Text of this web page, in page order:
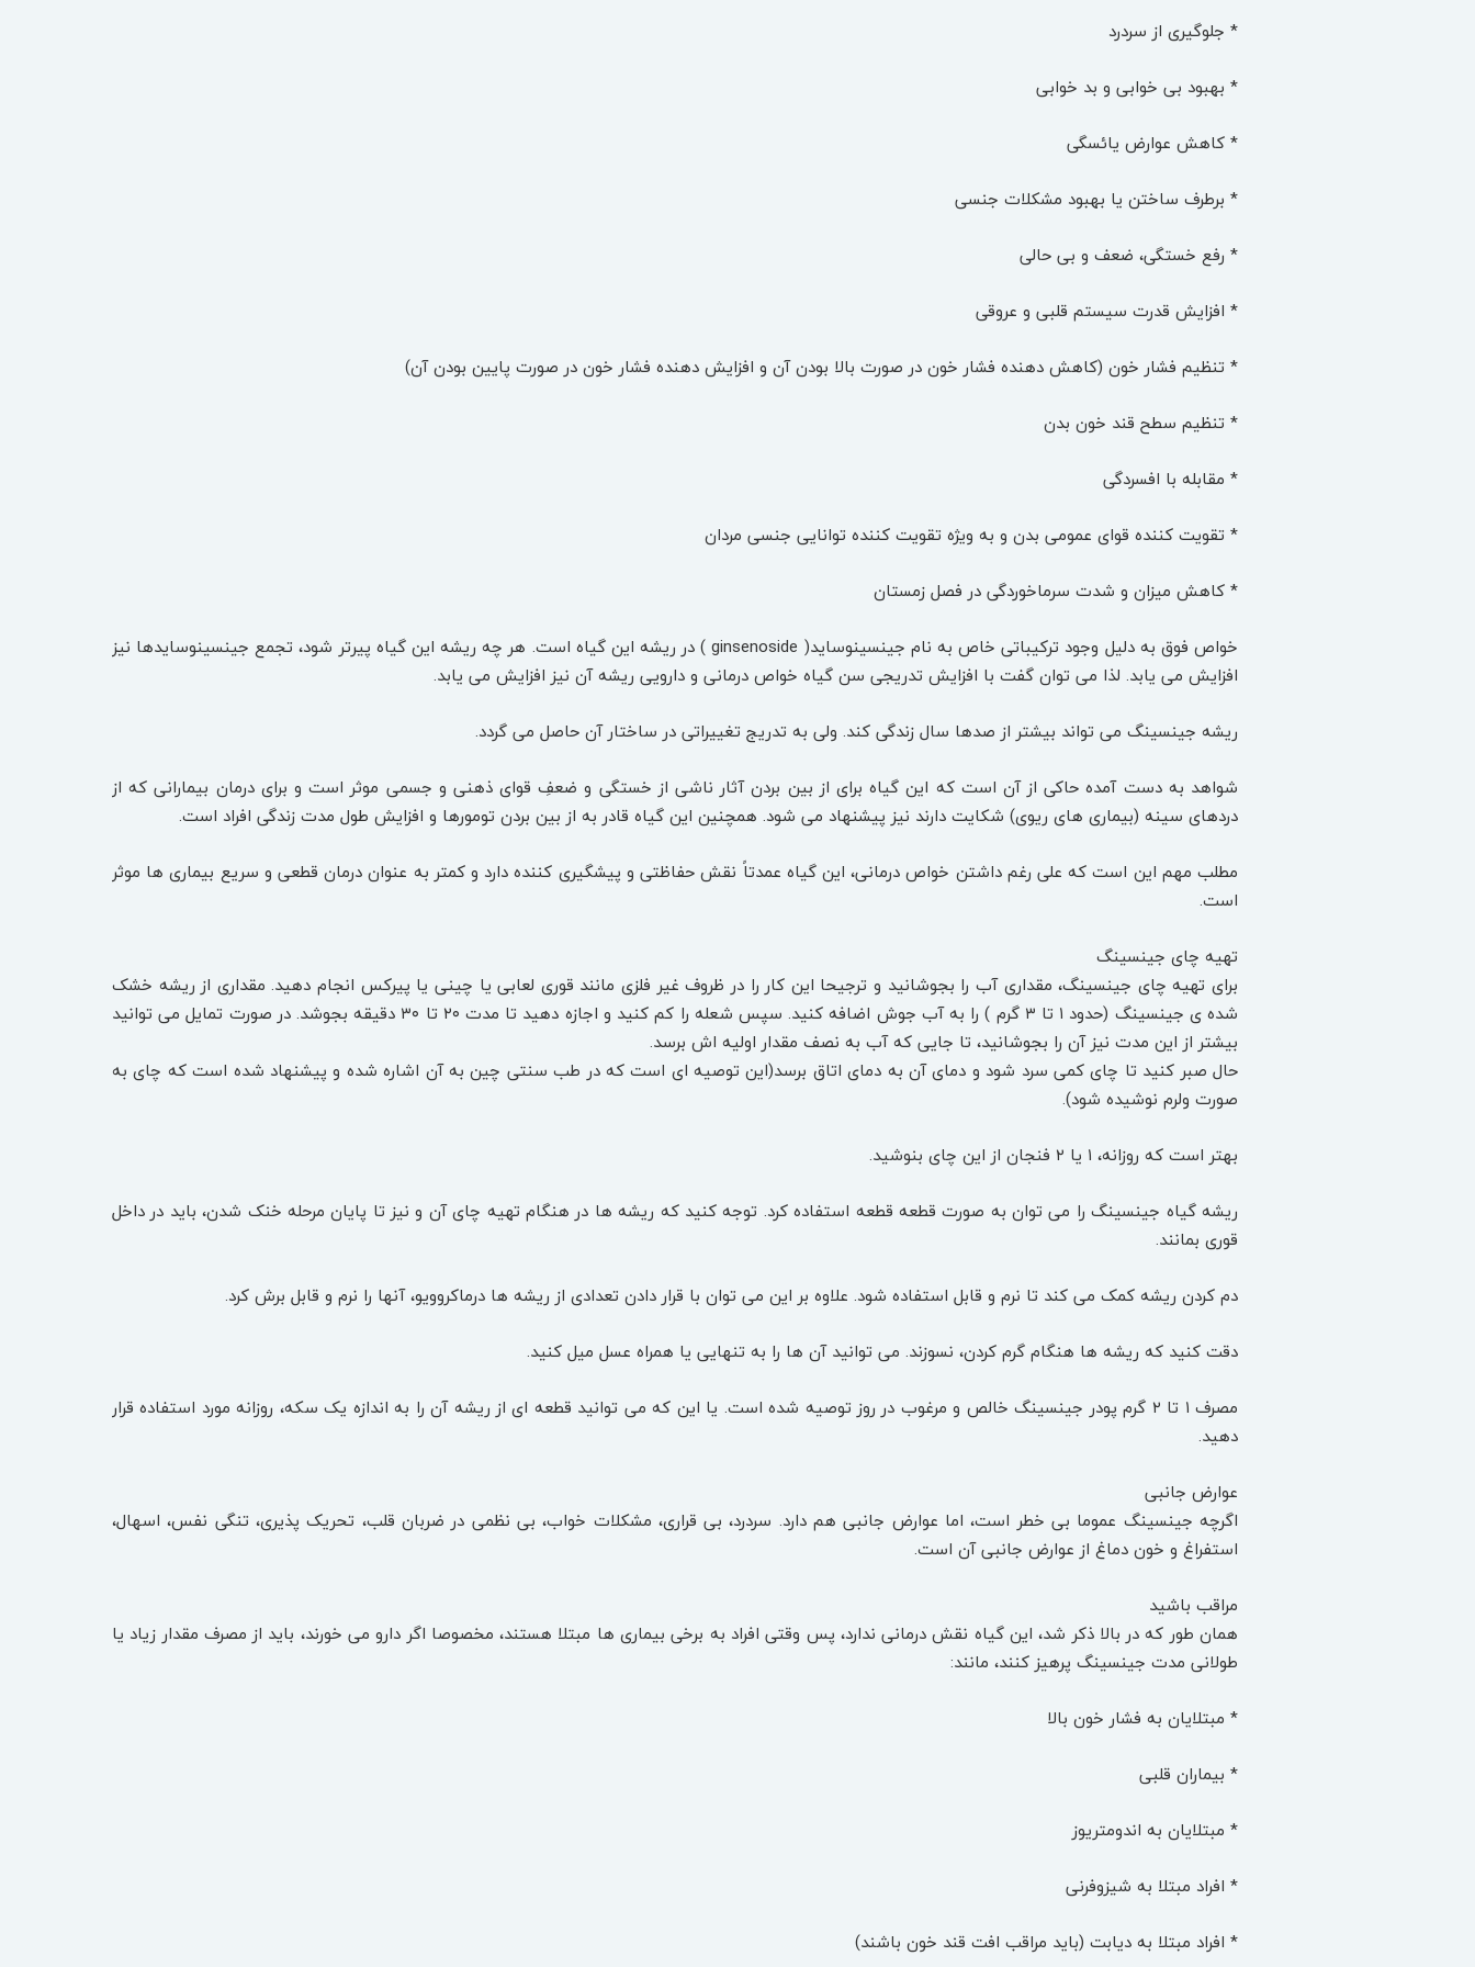
* جلوگیری از سردرد
* بهبود بی خوابی و بد خوابی
* کاهش عوارض یائسگی
* برطرف ساختن یا بهبود مشکلات جنسی
* رفع خستگی، ضعف و بی حالی
* افزایش قدرت سیستم قلبی و عروقی
* تنظیم فشار خون (کاهش دهنده فشار خون در صورت بالا بودن آن و افزایش دهنده فشار خون در صورت پایین بودن آن)
* تنظیم سطح قند خون بدن
* مقابله با افسردگی
* تقویت ‌کننده قوای عمومی بدن و به ‌ویژه تقویت ‌کننده توانایی جنسی مردان
* کاهش میزان و شدت سرماخوردگی در فصل زمستان
خواص فوق به دلیل وجود ترکیباتی خاص به نام جینسینوساید( ginsenoside ) در ریشه این گیاه است. هر چه ریشه این گیاه پیرتر شود، تجمع جینسینوسایدها نیز
افزایش می یابد. لذا می توان گفت با افزایش تدریجی سن گیاه خواص درمانی و دارویی ریشه آن نیز افزایش می یابد.
ریشه جینسینگ می تواند بیشتر از صدها سال زندگی کند. ولی به تدریج تغییراتی در ساختار آن حاصل می گردد.
شواهد به دست آمده حاکی از آن است که این گیاه برای از بین بردن آثار ناشی از خستگی و ضعفِ قوای ذهنی و جسمی موثر است و برای درمان بیمارانی که از
دردهای سینه (بیماری های ریوی) شکایت دارند نیز پیشنهاد می شود. همچنین این گیاه قادر به از بین بردن تومورها و افزایش طول مدت زندگی افراد است.
مطلب مهم این است که علی رغم داشتن خواص درمانی، این گیاه عمدتاً نقش حفاظتی و پیشگیری کننده دارد و کمتر به عنوان درمان قطعی و سریع بیماری ها موثر
است.
تهیه چای جینسینگ
برای تهیه چای جینسینگ، مقداری آب را بجوشانید و ترجیحا این کار را در ظروف غیر فلزی مانند قوری لعابی یا چینی یا پیرکس انجام دهید. مقداری از ریشه خشک
شده ی جینسینگ (حدود ۱ تا ۳ گرم ) را به آب جوش اضافه کنید. سپس شعله را کم کنید و اجازه دهید تا مدت ۲۰ تا ۳۰ دقیقه بجوشد. در صورت تمایل می توانید
بیشتر از این مدت نیز آن را بجوشانید، تا جایی که آب به نصف مقدار اولیه اش برسد.
حال صبر کنید تا چای کمی سرد شود و دمای آن به دمای اتاق برسد(این توصیه ای است که در طب سنتی چین به آن اشاره شده و پیشنهاد شده است که چای به
صورت ولرم نوشیده شود).
بهتر است که روزانه، ۱ یا ۲ فنجان از این چای بنوشید.
ریشه گیاه جینسینگ را می توان به صورت قطعه قطعه استفاده کرد. توجه کنید که ریشه ها در هنگام تهیه چای آن و نیز تا پایان مرحله خنک شدن، باید در داخل
قوری بمانند.
دم کردن ریشه کمک می کند تا نرم و قابل استفاده شود. علاوه بر این می توان با قرار دادن تعدادی از ریشه ها درماکروویو، آنها را نرم و قابل برش کرد.
دقت کنید که ریشه ها هنگام گرم کردن، نسوزند. می توانید آن ها را به تنهایی یا همراه عسل میل کنید.
مصرف ۱ تا ۲ گرم پودر جینسینگ خالص و مرغوب در روز توصیه شده است. یا این که می توانید قطعه ای از ریشه آن را به اندازه یک سکه، روزانه مورد استفاده قرار
دهید.
عوارض جانبی
اگرچه جینسینگ عموما بی خطر است، اما عوارض جانبی هم دارد. سردرد، بی قراری، مشکلات خواب، بی نظمی در ضربان قلب، تحریک پذیری، تنگی نفس، اسهال،
استفراغ و خون دماغ از عوارض جانبی آن است.
مراقب باشید
همان طور که در بالا ذکر شد، این گیاه نقش درمانی ندارد، پس وقتی افراد به برخی بیماری ها مبتلا هستند، مخصوصا اگر دارو می خورند، باید از مصرف مقدار زیاد یا
طولانی مدت جینسینگ پرهیز کنند، مانند:
* مبتلایان به فشار خون بالا
* بیماران قلبی
* مبتلایان به اندومتریوز
* افراد مبتلا به شیزوفرنی
* افراد مبتلا به دیابت (باید مراقب افت قند خون باشند)